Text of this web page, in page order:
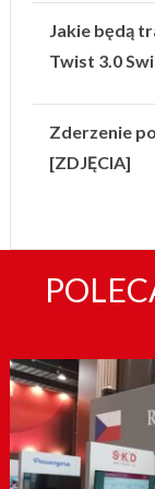
Jakie będą
Twist 3.0
Zderzenie
[ZDJĘCIA]